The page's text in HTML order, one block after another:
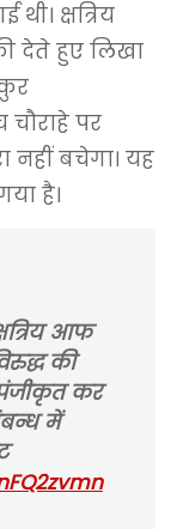
क्षत्रिय
देते हुए लिखा
चौराहे पर
नहीं बचेगा। यह
है।
आफ
की
पंजीकृत कर
में